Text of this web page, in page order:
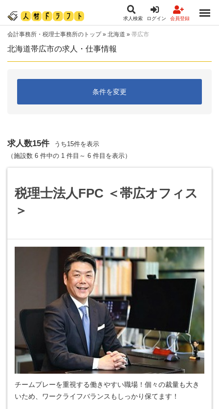
求人検索 ログイン 会員登録
会計事務所・税理士事務所のトップ» 北海道 » 帯広市
北海道帯広市の求人・仕事情報
条件を変更
求人数15件
うち15件を表示
（施設数 6 件中の 1 件目～ 6 件目を表示）
税理士法人FPC ＜帯広オフィス
＞
チームプレーを重視する働きやすい職場！個々の裁量も大き
いため、ワークライフバランスもしっかり保てます！